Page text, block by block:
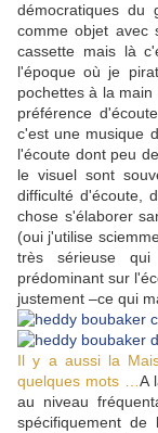
démocratiques du
comme objet avec
cassette mais là
l'époque où je
pochettes à la
préférence
c'est une musique
l'écoute dont peu
le visuel sont
difficulté d'écoute,
chose s'élaborer
(oui j'utilise
très sérieuse
prédominant sur
justement –ce qui
Il y a aussi la
quelques mots …A
au niveau
spécifiquement